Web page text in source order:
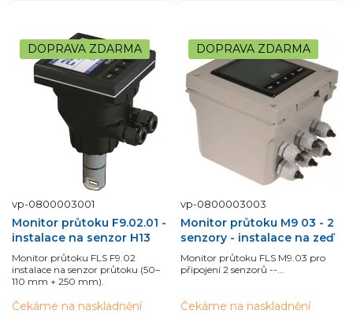
DOPRAVA ZDARMA
vp-0800003001
Monitor průtoku F9.02.01 -
instalace na senzor H13
Monitor průtoku FLS F9.02
instalace na senzor průtoku (50–
110 mm + 250 mm).
Čekáme na naskladnění
DOPRAVA ZDARMA
vp-0800003003
Monitor průtoku M9 03 - 2
senzory - instalace na zeď
Monitor průtoku FLS M9.03 pro
připojení 2 senzorů --...
Čekáme na naskladnění